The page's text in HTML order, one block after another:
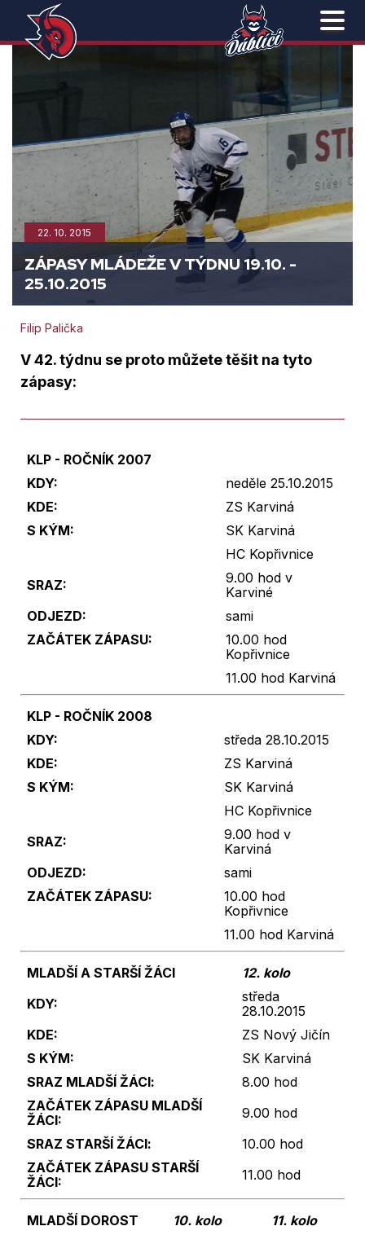
22. 10. 2015
ZÁPASY MLÁDEŽE V TÝDNU 19.10. -
25.10.2015
Filip Palička
V 42. týdnu se proto můžete těšit na tyto
zápasy:
KLP - ROČNÍK 2007
KDY:
neděle 25.10.2015
KDE:
ZS Karviná
S KÝM:
SK Karviná
HC Kopřivnice
SRAZ:
9.00 hod v
Karviné
ODJEZD:
sami
ZAČÁTEK ZÁPASU:
10.00 hod
Kopřivnice
11.00 hod Karviná
KLP - ROČNÍK 2008
KDY:
středa 28.10.2015
KDE:
ZS Karviná
S KÝM:
SK Karviná
HC Kopřivnice
SRAZ:
9.00 hod v
Karviná
ODJEZD:
sami
ZAČÁTEK ZÁPASU:
10.00 hod
Kopřivnice
11.00 hod Karviná
MLADŠÍ A STARŠÍ ŽÁCI
12. kolo
KDY:
středa
28.10.2015
KDE:
ZS Nový Jičín
S KÝM:
SK Karviná
SRAZ MLADŠÍ ŽÁCI:
8.00 hod
ZAČÁTEK ZÁPASU MLADŠÍ
ŽÁCI:
9.00 hod
SRAZ STARŠÍ ŽÁCI:
10.00 hod
ZAČÁTEK ZÁPASU STARŠÍ
ŽÁCI:
11.00 hod
MLADŠÍ DOROST 10. kolo
11. kolo